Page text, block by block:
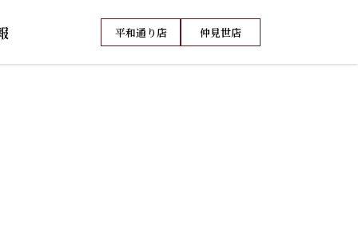
平和通り店 仲見世店